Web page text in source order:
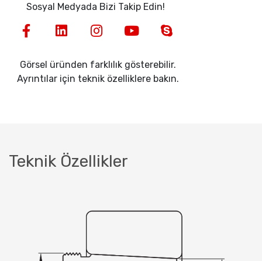
Sosyal Medyada Bizi Takip Edin!
Görsel üründen farklılık gösterebilir.
Ayrıntılar için teknik özelliklere bakın.
Teknik Özellikler